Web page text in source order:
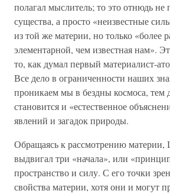
полагал мыслитель; то это отнюдь не
существа, а просто «неизвестные
из той же материи, но только «более
элементарной, чем известная нам».
то, как думал первый материалист-
Все дело в ограниченности наших
проникаем мы в бездны космоса, тем
становится и «естественное
явлений и загадок природы.
Обращаясь к рассмотрению материи,
выдвигал три «начала», или
пространство и силу. С его точки
свойства материи, хотя они и могут